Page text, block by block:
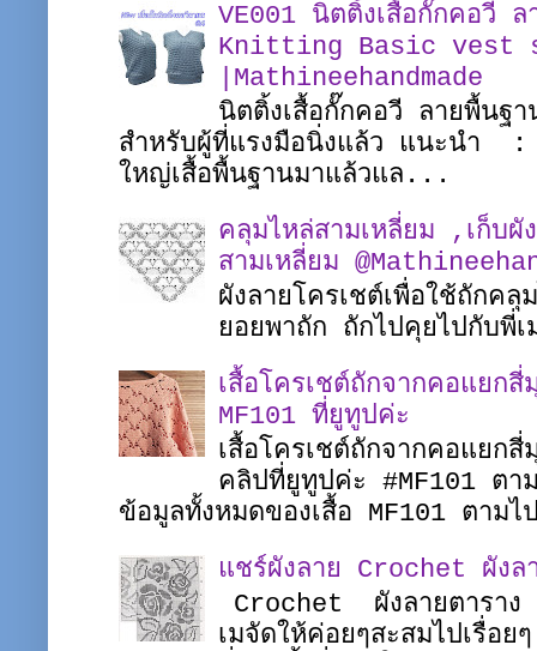
VE001 นิตติ้งเสื้อกั๊กคอวี
Knitting Basic vest
|Mathineehandmade
นิตติ้งเสื้อกั๊กคอวี ลายพื้นฐ
สำหรับผู้ที่แรงมือนิ่งแล้ว แนะนำ :
ใหญ่เสื้อพื้นฐานมาแล้วแล...
คลุมไหล่สามเหลี่ยม ,เก็บผั
สามเหลี่ยม
ผังลายโครเชต์เพื่อใช้ถักค
ยอยพาถัก ถักไปคุยไปกั
เสื้อโครเชต์ถักจากคอแย
MF101 ที่ยูทูปค่ะ
เสื้อโครเชต์ถักจากคอแยก
คลิปที่ยูทูปค่ะ #MF101 ต
ข้อมูลทั้งหมดของเสื้อ MF101 ตาม
แชร์ผังลาย Crochet ผังล
Crochet ผังลายตารา
เมจัดให้ค่อยๆสะสมไปเรื่อ